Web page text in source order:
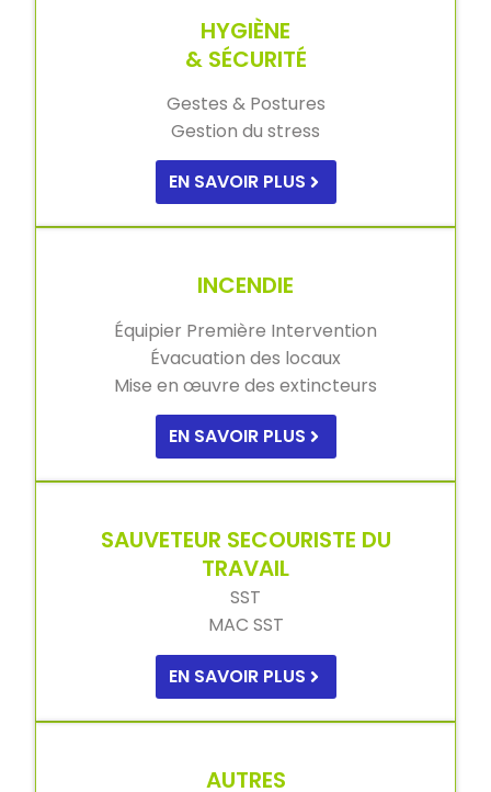
HYGIÈNE
& SÉCURITÉ
Gestes & Postures
Gestion du stress
EN SAVOIR PLUS
INCENDIE
Équipier Première Intervention
Évacuation des locaux
Mise en œuvre des extincteurs
EN SAVOIR PLUS
SAUVETEUR SECOURISTE DU
TRAVAIL
SST
MAC SST
EN SAVOIR PLUS
AUTRES